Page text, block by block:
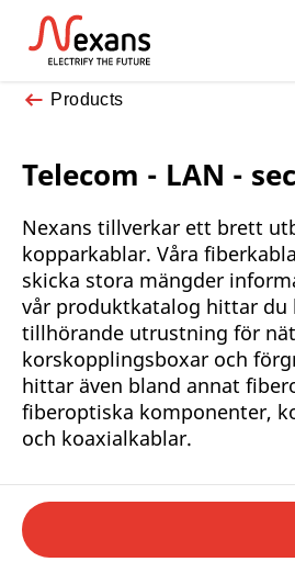
Products
Telecom - LAN -
Nexans tillverkar ett brett
kopparkablar. Våra
skicka stora mängder
vår produktkatalog hittar du
tillhörande utrustning för
korskopplingsboxar och
hittar även bland annat
fiberoptiska komponenter,
och koaxialkablar.